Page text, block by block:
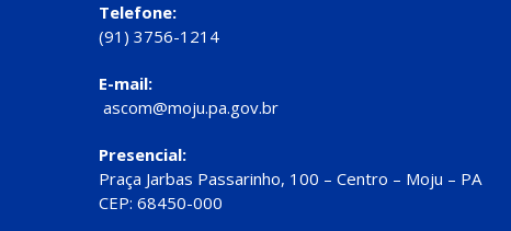
Telefone:
(91) 3756-1214
E-mail:
ascom@moju.pa.gov.br
Presencial:
Praça Jarbas Passarinho, 100 – Centro – Moju – PA
CEP: 68450-000